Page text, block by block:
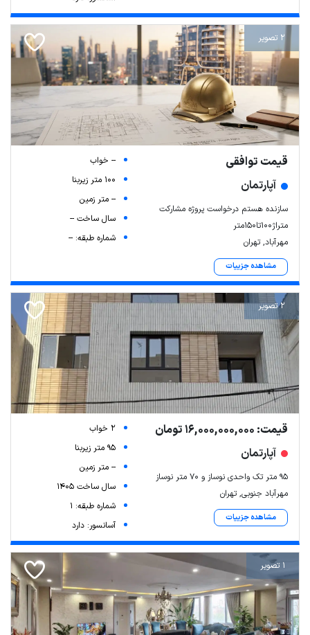
2 تصویر
قیمت توافقی
آپارتمان
سازنده هستم درخواست پروژه مشارکت
متراژ۱۰۰تا۱۵۰متر
مهرآباد, تهران
مشاهده جزییات
-- خواب
100 متر زیربنا
-- متر زمین
سال ساخت --
شماره طبقه: --
2 تصویر
قیمت: 16,000,000,000 تومان
آپارتمان
۹۵ متر تک واحدی نوساز و ۷۰ متر نوساز
مهرآباد جنوبی, تهران
مشاهده جزییات
2 خواب
95 متر زیربنا
-- متر زمین
سال ساخت 1405
شماره طبقه: 1
آسانسور: دارد
1 تصویر